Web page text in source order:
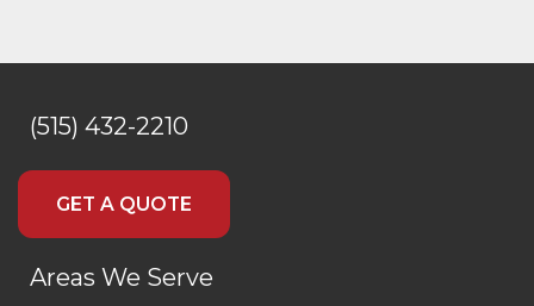
(515) 432-2210
GET A QUOTE
Areas We Serve